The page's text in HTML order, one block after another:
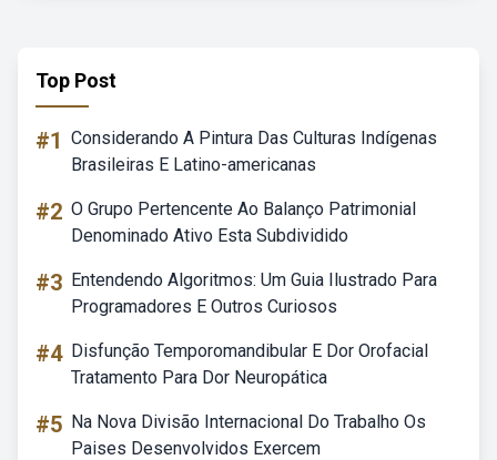
Top Post
#1 Considerando A Pintura Das Culturas Indígenas
Brasileiras E Latino-americanas
#2 O Grupo Pertencente Ao Balanço Patrimonial
Denominado Ativo Esta Subdividido
#3 Entendendo Algoritmos: Um Guia Ilustrado Para
Programadores E Outros Curiosos
#4 Disfunção Temporomandibular E Dor Orofacial
Tratamento Para Dor Neuropática
#5 Na Nova Divisão Internacional Do Trabalho Os
Paises Desenvolvidos Exercem